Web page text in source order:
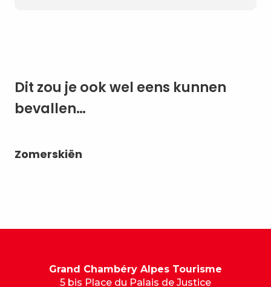
Dit zou je ook wel eens kunnen
bevallen…
Zomerskiën
Grand Chambéry Alpes Tourisme
5 bis Place du Palais de Justice